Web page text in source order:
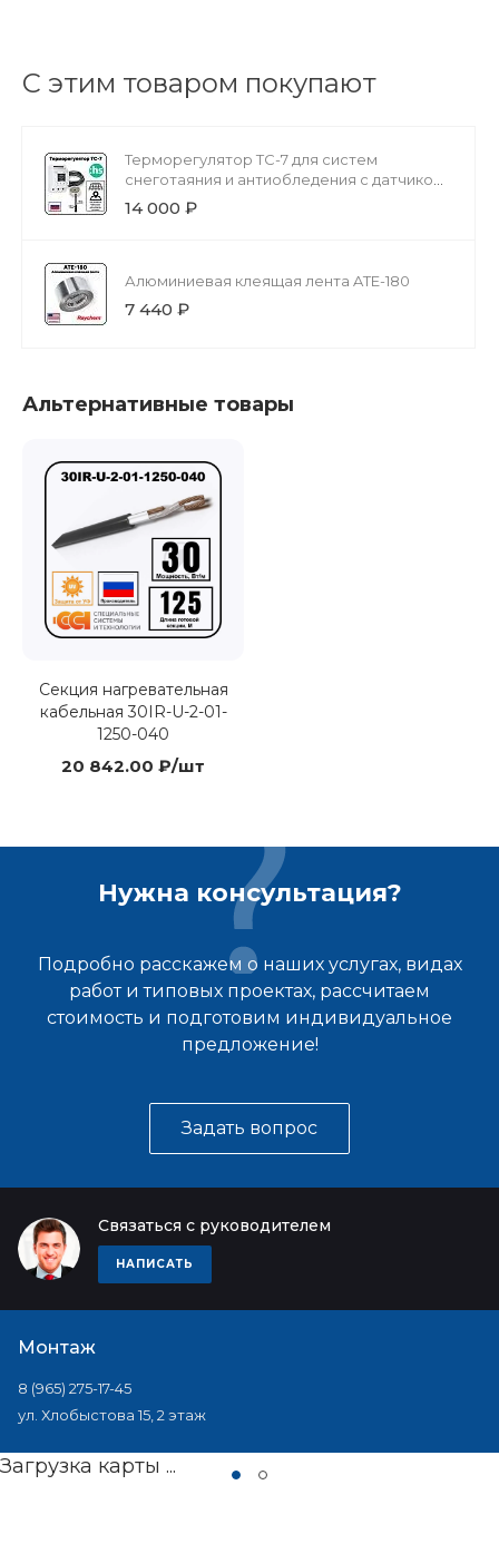
С этим товаром покупают
Терморегулятор ТС-7 для систем
снеготаяния и антиобледения с датчиком
осадков
14 000 ₽
Алюминиевая клеящая лента ATE-180
7 440 ₽
Альтернативные товары
Секция нагревательная
кабельная 30IR-U-2-01-
1250-040
20 842.00 ₽/шт
Нужна консультация?
Подробно расскажем о наших услугах, видах
работ и типовых проектах, рассчитаем
стоимость и подготовим индивидуальное
предложение!
Задать вопрос
Связаться с руководителем
НАПИСАТЬ
Монтаж
8 (965) 275-17-45
ул. Хлобыстова 15, 2 этаж
Загрузка карты ...